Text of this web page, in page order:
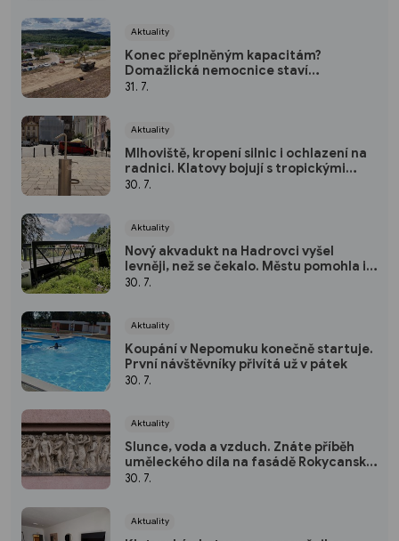
Aktuality
Konec přeplněným kapacitám?
Domažlická nemocnice staví
parkoviště pro zaměstnance
31. 7.
Aktuality
Mlhoviště, kropení silnic i ochlazení na
radnici. Klatovy bojují s tropickými
vedry
30. 7.
Aktuality
Nový akvadukt na Hadrovci vyšel
levněji, než se čekalo. Městu pomohla i
krajská dotace
30. 7.
Aktuality
Koupání v Nepomuku konečně startuje.
První návštěvníky přivítá už v pátek
30. 7.
Aktuality
Slunce, voda a vzduch. Znáte příběh
uměleckého díla na fasádě Rokycanské
nemocnice?
30. 7.
Aktuality